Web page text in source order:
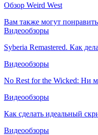
Обзор Weird West
Вам также могут
Видеообзоры
Syberia Remastered. Как
Видеообзоры
No Rest for the Wicked: Ни
Видеообзоры
Как сделать идеальный
Видеообзоры